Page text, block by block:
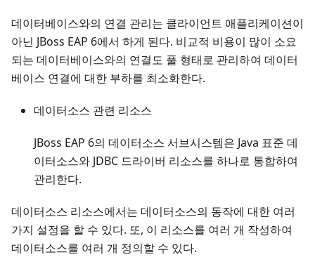
데이터베이스와의 연결 관리는 클라이언트 애플리케이션이
아닌 JBoss EAP 6에서 하게 된다. 비교적 비용이 많이 소요
되는 데이터베이스와의 연결도 풀 형태로 관리하여 데이터
베이스 연결에 대한 부하를 최소화한다.
데이터소스 관련 리소스
JBoss EAP 6의 데이터소스 서브시스템은 Java 표준 데
이터소스와 JDBC 드라이버 리소스를 하나로 통합하여
관리한다.
데이터소스 리소스에서는 데이터소스의 동작에 대한 여러
가지 설정을 할 수 있다. 또, 이 리소스를 여러 개 작성하여
데이터소스를 여러 개 정의할 수 있다.